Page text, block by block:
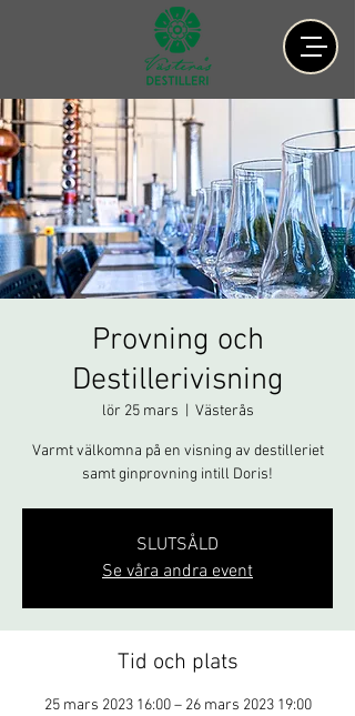
Provning och
Destillerivisning
lör 25 mars Västerås
Varmt välkomna på en visning av destilleriet
samt ginprovning intill Doris!
SLUTSÅLD
Se våra andra event
Tid och plats
25 mars 2023 16:00 – 26 mars 2023 19:00